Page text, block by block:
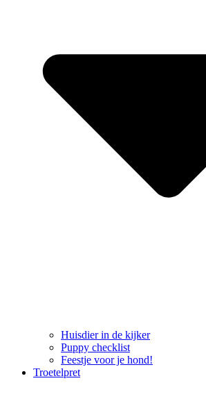
Huisdier in de kijker
Puppy checklist
Feestje voor je hond!
Troetelpret